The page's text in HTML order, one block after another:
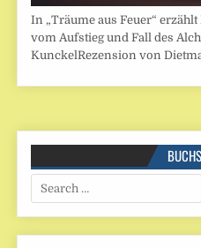
In „Träume aus Feuer“
vom Aufstieg und Fall des
KunckelRezension von
Search
for: